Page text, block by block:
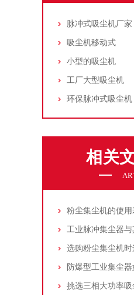
脉冲式吸尘机厂家
吸尘机移动式
小型的吸尘机
工厂大型吸尘机
环保脉冲式吸尘机
相关
粉尘集尘机的使